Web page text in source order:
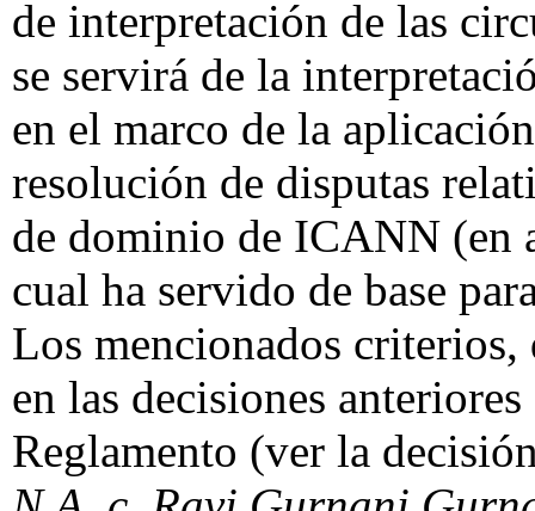
de interpretación de las
se servirá de la
en el marco de la
resolución de disputas
de dominio de ICANN (en
cual ha servido de base
Los mencionados
en las decisiones
Reglamento (ver la